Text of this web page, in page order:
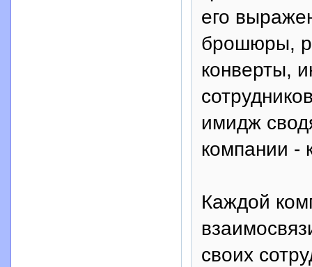
его
брошюры,
конверты,
имидж
компании -
Каждой
своих